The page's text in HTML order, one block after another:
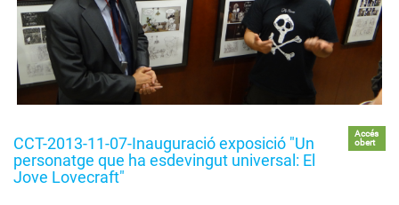
CCT-2013-11-07-Inauguració exposició "Un
personatge que ha esdevingut universal: El
Jove Lovecraft"
Accés
obert